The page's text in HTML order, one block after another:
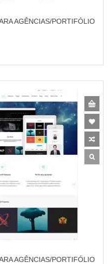
AGÊNCIAS/PORTIFÓLIO
AGÊNCIAS/PORTIFÓLIO